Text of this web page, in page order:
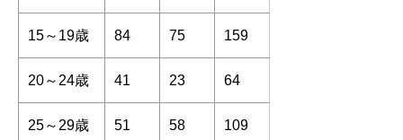
15～19歳 84 75 159
20～24歳 41 23 64
25～29歳 51 58 109